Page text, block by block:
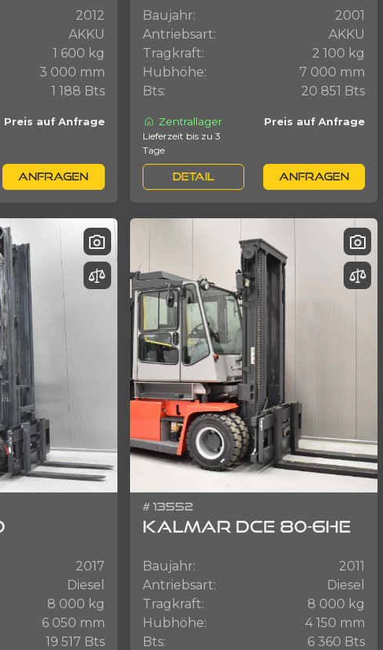
2012
AKKU
1 600 kg
3 000 mm
1 188 Bts
Preis auf Anfrage
ANFRAGEN
Baujahr:
2001
Antriebsart:
AKKU
Tragkraft:
2 100 kg
Hubhöhe:
7 000 mm
Bts:
20 851 Bts
Zentrallager
Preis auf Anfrage
Lieferzeit bis zu 3
Tage
DETAIL ANFRAGEN
2017
Diesel
8 000 kg
6 050 mm
19 517 Bts
# 13552
KALMAR DCE 80-6HE
Baujahr:
2011
Antriebsart:
Diesel
Tragkraft:
8 000 kg
Hubhöhe:
4 150 mm
Bts:
6 360 Bts